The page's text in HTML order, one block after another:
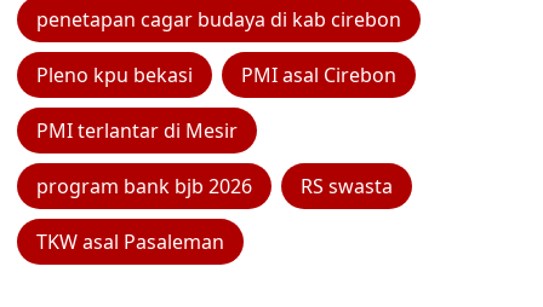
penetapan cagar budaya di kab cirebon
Pleno kpu bekasi PMI asal Cirebon
PMI terlantar di Mesir
program bank bjb 2026 RS swasta
TKW asal Pasaleman